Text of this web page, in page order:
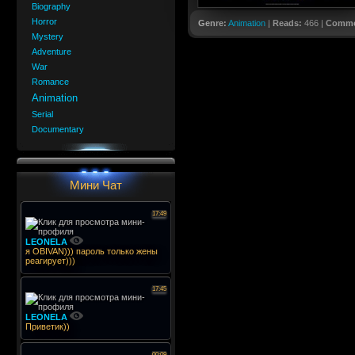
Biography
Horror
Mystery
Adventure
War
Romance
Animation
Serial
Documentary
Мини Чат
Genre: Animation | Reads: 466 |